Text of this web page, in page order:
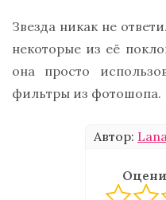
Звезда никак не
некоторые из её
она просто
фильтры из фотошопа.
Автор: